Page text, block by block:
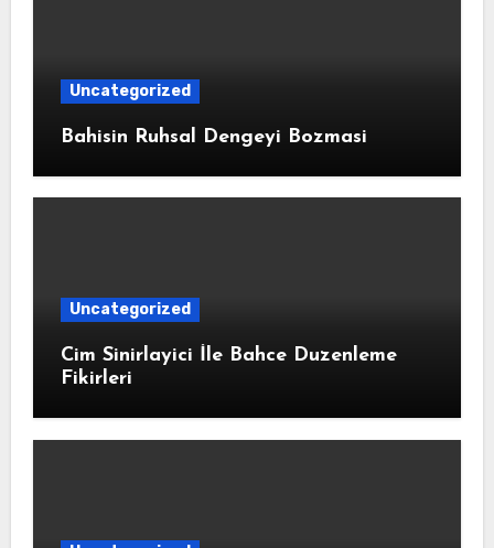
Uncategorized
Bahisin Ruhsal Dengeyi Bozmasi
Uncategorized
Cim Sinirlayici İle Bahce Duzenleme
Fikirleri